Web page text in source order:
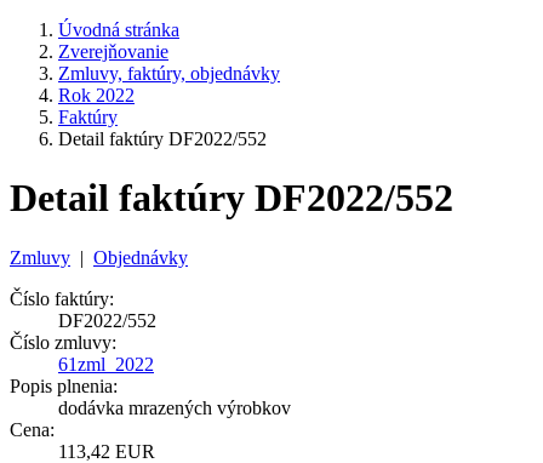
Úvodná stránka
Zverejňovanie
Zmluvy, faktúry, objednávky
Rok 2022
Faktúry
Detail faktúry DF2022/552
Detail faktúry DF2022/552
Zmluvy | Objednávky
Číslo faktúry:
DF2022/552
Číslo zmluvy:
61zml_2022
Popis plnenia:
dodávka mrazených výrobkov
Cena:
113,42 EUR